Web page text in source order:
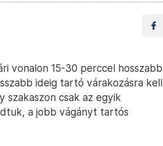
vonalon 15-30 perccel hosszabb
ideig tartó várakozásra kell
csak az egyik
a jobb vágányt tartós